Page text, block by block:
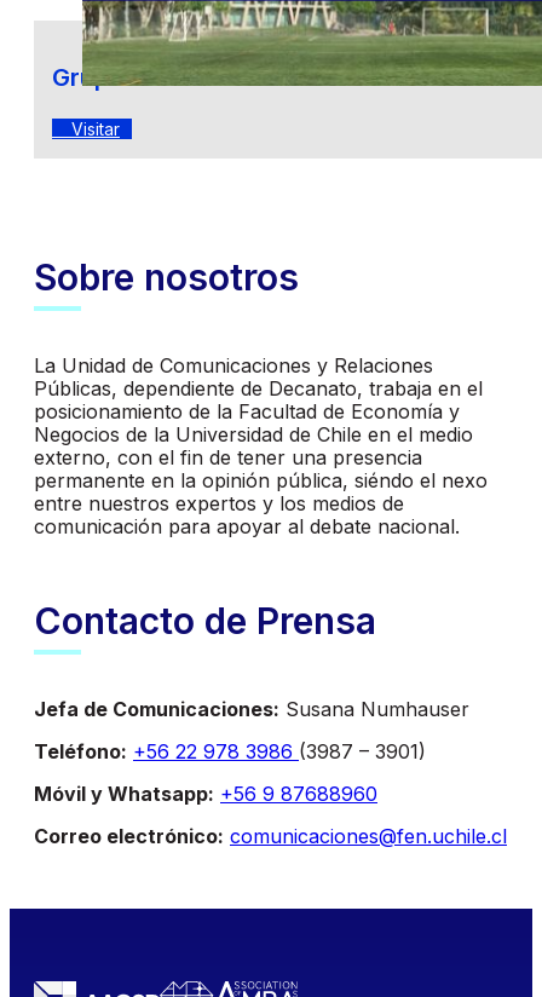
Grupo Política Monetaria - GPM
Visitar
Sobre nosotros
La Unidad de Comunicaciones y Relaciones
Públicas, dependiente de Decanato, trabaja en el
posicionamiento de la Facultad de Economía y
Negocios de la Universidad de Chile en el medio
externo, con el fin de tener una presencia
permanente en la opinión pública, siéndo el nexo
entre nuestros expertos y los medios de
comunicación para apoyar al debate nacional.
Contacto de Prensa
Jefa de Comunicaciones: Susana Numhauser
Teléfono: +56 22 978 3986 (3987 – 3901)
Móvil y Whatsapp: +56 9 87688960
Correo electrónico: comunicaciones@fen.uchile.cl